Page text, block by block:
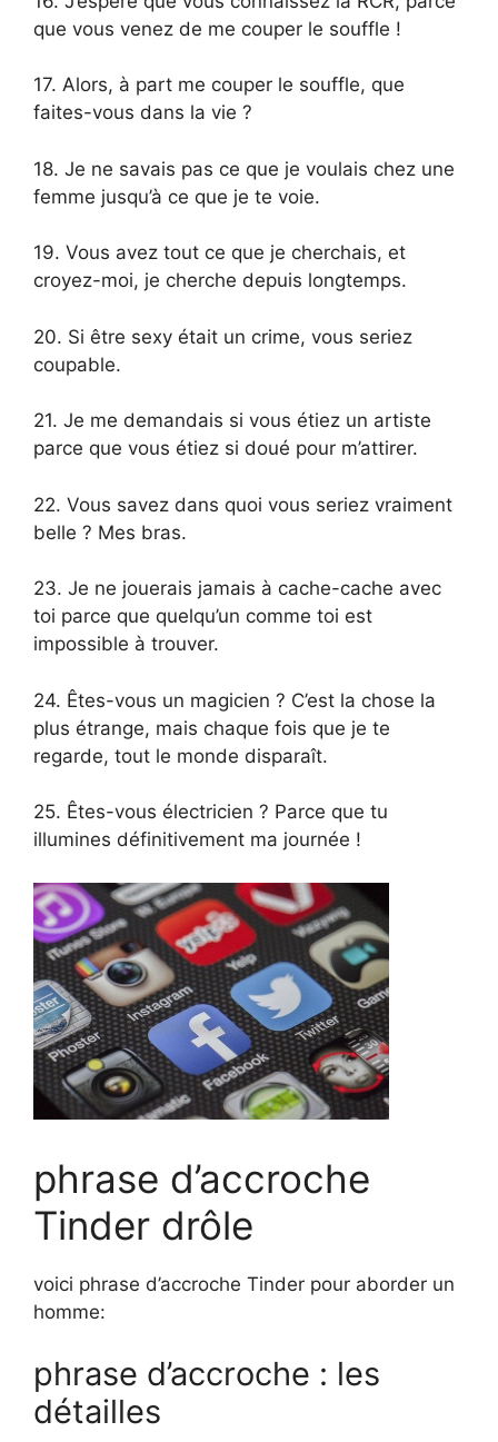
que vous venez de me couper le souffle !
17. Alors, à part me couper le souffle, que
faites-vous dans la vie ?
18. Je ne savais pas ce que je voulais chez une
femme jusqu’à ce que je te voie.
19. Vous avez tout ce que je cherchais, et
croyez-moi, je cherche depuis longtemps.
20. Si être sexy était un crime, vous seriez
coupable.
21. Je me demandais si vous étiez un artiste
parce que vous étiez si doué pour m’attirer.
22. Vous savez dans quoi vous seriez vraiment
belle ? Mes bras.
23. Je ne jouerais jamais à cache-cache avec
toi parce que quelqu’un comme toi est
impossible à trouver.
24. Êtes-vous un magicien ? C’est la chose la
plus étrange, mais chaque fois que je te
regarde, tout le monde disparaît.
25. Êtes-vous électricien ? Parce que tu
illumines définitivement ma journée !
phrase d’accroche
Tinder drôle
voici phrase d’accroche Tinder pour aborder un
homme:
phrase d’accroche : les
détailles